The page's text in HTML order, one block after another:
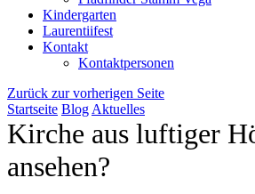
Kindergarten
Laurentiifest
Kontakt
Kontaktpersonen
Zurück zur vorherigen Seite
Startseite Blog Aktuelles
Kirche aus luftiger
ansehen?